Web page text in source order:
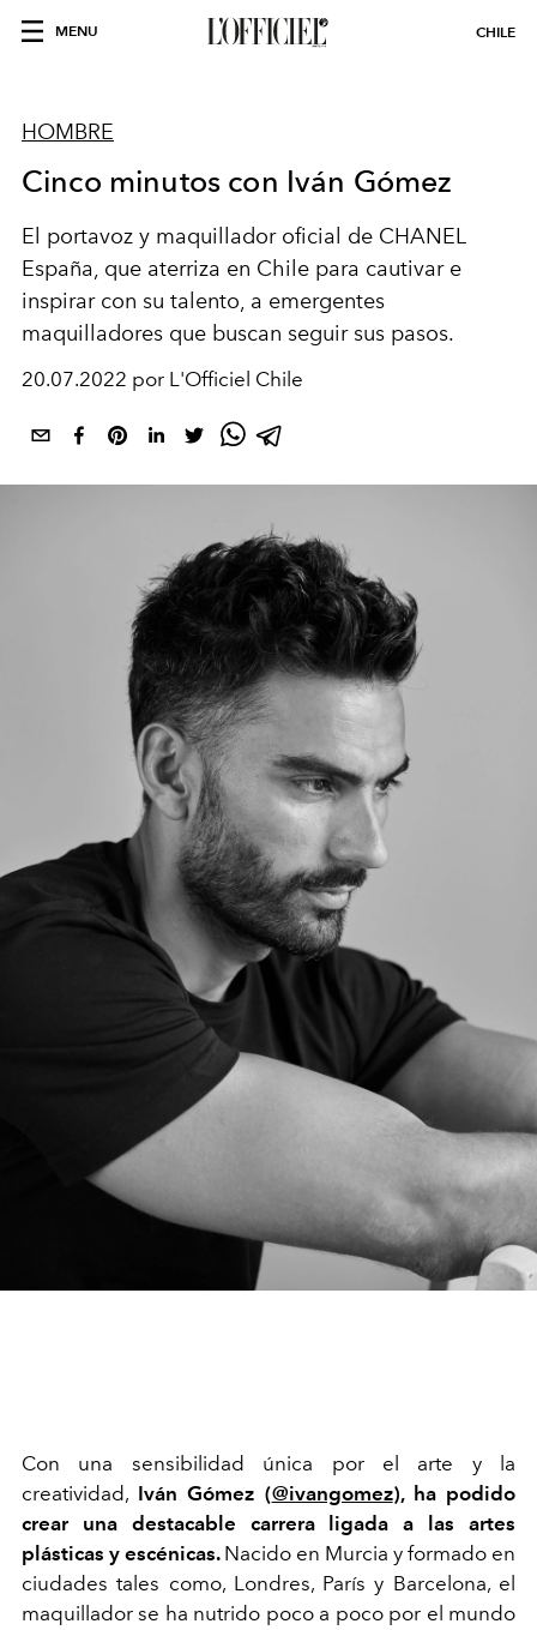
MENU CHILE
HOMBRE
Cinco minutos con Iván Gómez
El portavoz y maquillador oficial de CHANEL
España, que aterriza en Chile para cautivar e
inspirar con su talento, a emergentes
maquilladores que buscan seguir sus pasos.
20.07.2022 por L'Officiel Chile
Con una sensibilidad única por el arte y la
creatividad, Iván Gómez (@ivangomez), ha podido
crear una destacable carrera ligada a las artes
plásticas y escénicas. Nacido en Murcia y formado en
ciudades tales como, Londres, París y Barcelona, el
maquillador se ha nutrido poco a poco por el mundo